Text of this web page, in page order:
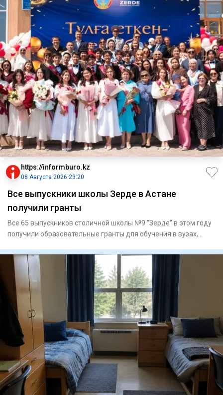
https://informburo.kz
08 Августа 2026 23:20
Все выпускники школы Зерде в Астане
получили гранты
Все 65 выпускников столичной школы №9 "Зерде" в этом году
получили образовательные гранты для обучения в вузах,